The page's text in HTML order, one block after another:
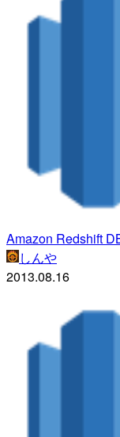
Amazon Redshift
しんや
2013.08.16